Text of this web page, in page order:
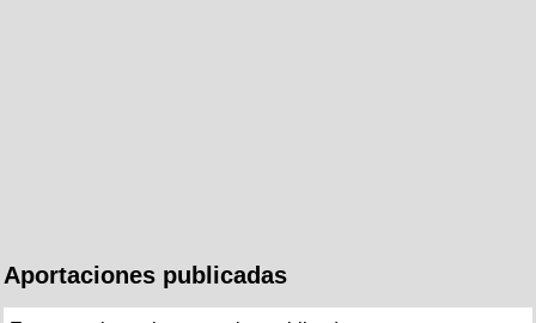
Aportaciones publicadas